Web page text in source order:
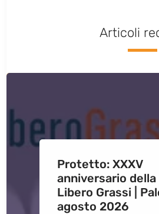
Articoli
Protetto: XXXV
anniversario
Libero Grassi |
agosto 2026